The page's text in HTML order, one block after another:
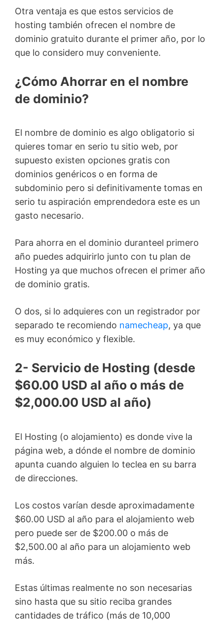
Otra ventaja es que estos servicios de
hosting también ofrecen el nombre de
dominio gratuito durante el primer año, por lo
que lo considero muy conveniente.
¿Cómo Ahorrar en el nombre
de dominio?
El nombre de dominio es algo obligatorio si
quieres tomar en serio tu sitio web, por
supuesto existen opciones gratis con
dominios genéricos o en forma de
subdominio pero si definitivamente tomas en
serio tu aspiración emprendedora este es un
gasto necesario.
Para ahorra en el dominio duranteel primero
año puedes adquirirlo junto con tu plan de
Hosting ya que muchos ofrecen el primer año
de dominio gratis.
O dos, si lo adquieres con un registrador por
separado te recomiendo namecheap, ya que
es muy económico y flexible.
2- Servicio de Hosting (desde
$60.00 USD al año o más de
$2,000.00 USD al año)
El Hosting (o alojamiento) es donde vive la
página web, a dónde el nombre de dominio
apunta cuando alguien lo teclea en su barra
de direcciones.
Los costos varían desde aproximadamente
$60.00 USD al año para el alojamiento web
pero puede ser de $200.00 o más de
$2,500.00 al año para un alojamiento web
más.
Estas últimas realmente no son necesarias
sino hasta que su sitio reciba grandes
cantidades de tráfico (más de 10,000